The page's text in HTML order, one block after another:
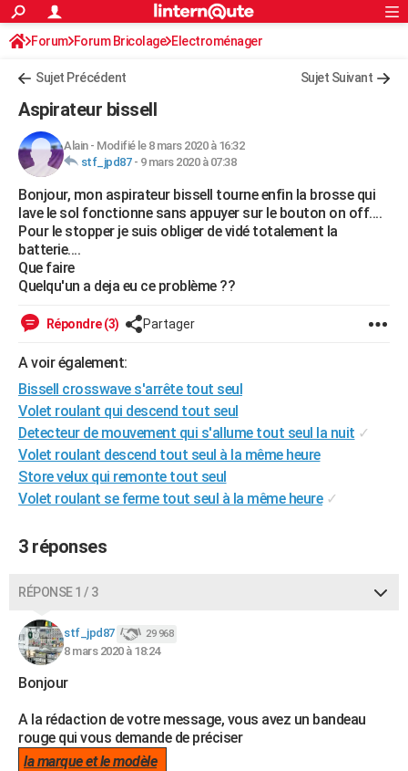
ACTUALITÉS
Politique
Société
Faits Divers
Education
Monde
Villes
+
FINANCE
Retraite
Impôts
Epargne
Immobilier
Risques naturels par ville
Banque
Assurance
Crédit
AUTO
Essais
Réserver un essai
Citadines
Berlines
SUV
Forum auto
+HIGH-TECH
Mobiles
Meilleur smartphone
Internet
Ordinateurs
Jeux vidéo
Guide high-tech
+BRICOLAGE
Forum
Aménagement intérieur
Extérieur
Cuisine
Salle de bains
Jardinage
Rangement
WEEK-END
Guides de France
Escapades
Patrimoine
Expositions
Musées
Week-end nature
LIFESTYLE
SANTE
Alimentation
Guide de la santé
Maladies
Médicaments
Sommeil
VOYAGE
Destinations
City break
Voyage nature
Voyage de noces
Forum
Climat
+PHOTO
GUIDES D'ACHAT
BONS PLANS
CARTE DE VOEUX
COPAINS D'AVANT
S'inscrire
Se connecter
Lycées
Collèges
Primaires
Universités
Entreprises
Service militaire
Avis de recherche
AVIS DE DÉCÈS
FORUM
Bricolage
Lifestyle
Culture
Sport
Auto
Television
Voyage
Cinema
S'inscrire
Connexion
Forum Forum Bricolage Electroménager
Sujet Précédent Sujet Suivant
Aspirateur bissell
Alain- Modifié le 8 mars 2020 à 16:32
stf_jpd87- 9 mars 2020 à 07:38
Bonjour, mon aspirateur bissell tourne enfin la brosse qui
lave le sol fonctionne sans appuyer sur le bouton on off....
Pour le stopper je suis obliger de vidé totalement la
batterie....
Que faire
Quelqu'un a deja eu ce problème ??
Répondre (3) Partager
A voir également:
Bissell crosswave s'arrête tout seul
Volet roulant qui descend tout seul
Detecteur de mouvement qui s'allume tout seul la nuit ✓
Volet roulant descend tout seul à la même heure
Store velux qui remonte tout seul
Volet roulant se ferme tout seul à la même heure ✓
3 réponses
RÉPONSE 1 / 3
stf_jpd87 29 968
8 mars 2020 à 18:24
Bonjour
A la rédaction de votre message, vous avez un bandeau
rouge qui vous demande de préciser
la marque et le modèle